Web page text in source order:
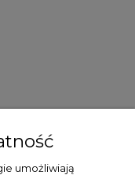
umożliwiają